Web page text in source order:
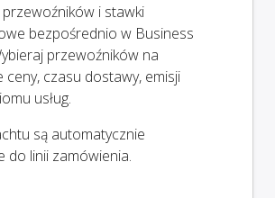
i stawki
bezpośrednio w Business
przewoźników na
ceny, czasu dostawy, emisji
usług.
są automatycznie
do linii zamówienia.